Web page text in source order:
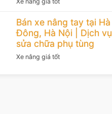
Bán xe nâng tay tại Hà
Đông, Hà Nội | Dịch vụ
sửa chữa phụ tùng
Xe nâng giá tốt